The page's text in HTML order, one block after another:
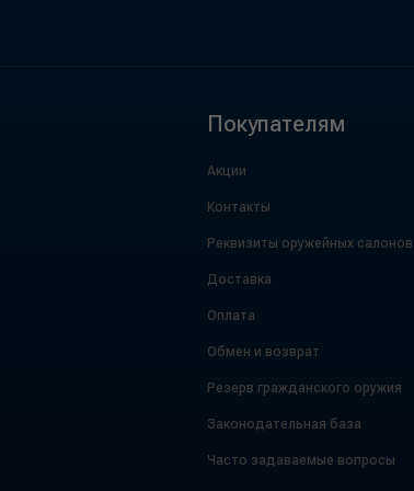
Покупателям
Акции
Контакты
Реквизиты оружейных салонов
Доставка
Оплата
Обмен и возврат
Резерв гражданского оружия
Законодательная база
Часто задаваемые вопросы